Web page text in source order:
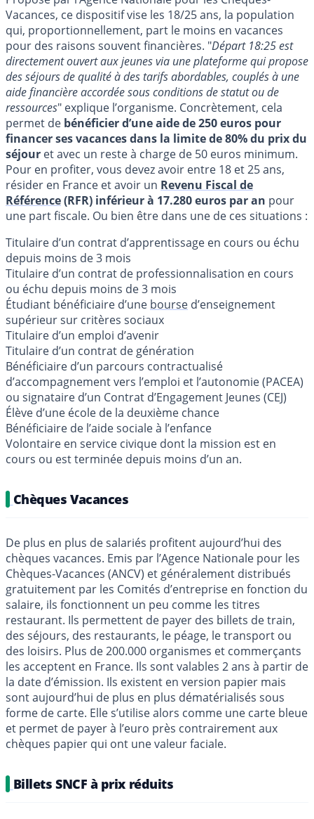
Vacances, ce dispositif vise les 18/25 ans, la population
qui, proportionnellement, part le moins en vacances
pour des raisons souvent financières. "Départ 18:25 est
directement ouvert aux jeunes via une plateforme qui propose
des séjours de qualité à des tarifs abordables, couplés à une
aide financière accordée sous conditions de statut ou de
ressources" explique l’organisme. Concrètement, cela
permet de bénéficier d’une aide de 250 euros pour
financer ses vacances dans la limite de 80% du prix du
séjour et avec un reste à charge de 50 euros minimum.
Pour en profiter, vous devez avoir entre 18 et 25 ans,
résider en France et avoir un Revenu Fiscal de
Référence(RFR) inférieur à 17.280 euros par an pour
une part fiscale. Ou bien être dans une de ces situations :
Titulaire d’un contrat d’apprentissage en cours ou échu
depuis moins de 3 mois
Titulaire d’un contrat de professionnalisation en cours
ou échu depuis moins de 3 mois
Étudiant bénéficiaire d’une bourse d’enseignement
supérieur sur critères sociaux
Titulaire d’un emploi d’avenir
Titulaire d’un contrat de génération
Bénéficiaire d’un parcours contractualisé
d’accompagnement vers l’emploi et l’autonomie (PACEA)
ou signataire d’un Contrat d’Engagement Jeunes (CEJ)
Élève d’une école de la deuxième chance
Bénéficiaire de l’aide sociale à l’enfance
Volontaire en service civique dont la mission est en
cours ou est terminée depuis moins d’un an.
Chèques Vacances
De plus en plus de salariés profitent aujourd’hui des
chèques vacances. Emis par l’Agence Nationale pour les
Chèques-Vacances (ANCV) et généralement distribués
gratuitement par les Comités d’entreprise en fonction du
salaire, ils fonctionnent un peu comme les titres
restaurant. Ils permettent de payer des billets de train,
des séjours, des restaurants, le péage, le transport ou
des loisirs. Plus de 200.000 organismes et commerçants
les acceptent en France. Ils sont valables 2 ans à partir de
la date d’émission. Ils existent en version papier mais
sont aujourd’hui de plus en plus dématérialisés sous
forme de carte. Elle s’utilise alors comme une carte bleue
et permet de payer à l’euro près contrairement aux
chèques papier qui ont une valeur faciale.
Billets SNCF à prix réduits